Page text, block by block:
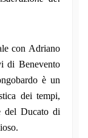
con Adriano
di Benevento
è un
dei tempi,
del Ducato di